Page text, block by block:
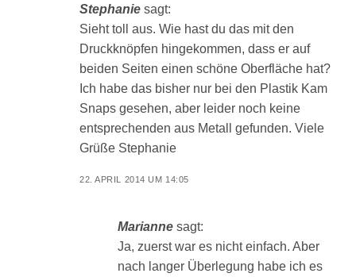
Stephanie sagt:
Sieht toll aus. Wie hast du das mit den
Druckknöpfen hingekommen, dass er auf
beiden Seiten einen schöne Oberfläche hat?
Ich habe das bisher nur bei den Plastik Kam
Snaps gesehen, aber leider noch keine
entsprechenden aus Metall gefunden. Viele
Grüße Stephanie
22. APRIL 2014 UM 14:05
Marianne sagt:
Ja, zuerst war es nicht einfach. Aber
nach langer Überlegung habe ich es